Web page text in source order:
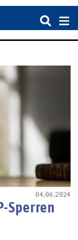
04.06.2024
Sperren